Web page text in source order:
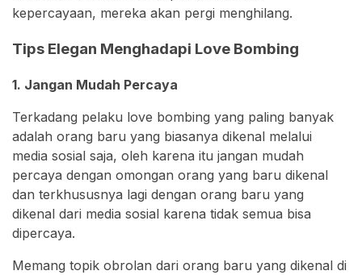
kepercayaan, mereka akan pergi menghilang.
Tips Elegan Menghadapi Love Bombing
1. Jangan Mudah Percaya
Terkadang pelaku love bombing yang paling banyak
adalah orang baru yang biasanya dikenal melalui
media sosial saja, oleh karena itu jangan mudah
percaya dengan omongan orang yang baru dikenal
dan terkhususnya lagi dengan orang baru yang
dikenal dari media sosial karena tidak semua bisa
dipercaya.
Memang topik obrolan dari orang baru yang dikenal di